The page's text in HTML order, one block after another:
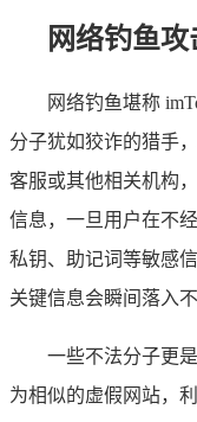
网络钓鱼
网络钓鱼堪称
分子犹如狡诈的猎手
客服或其他相关机构
信息，一旦用户在不
私钥、助记词等敏感
关键信息会瞬间落入
一些不法分子更
为相似的虚假网站，